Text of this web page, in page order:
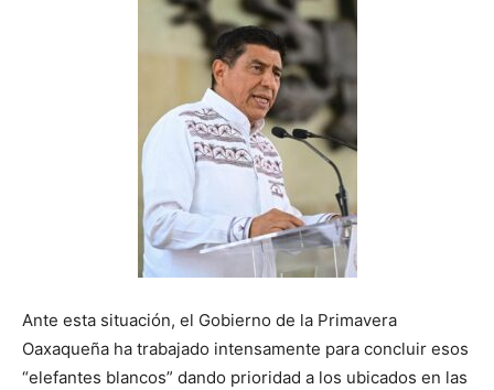
Ante esta situación, el Gobierno de la Primavera
Oaxaqueña ha trabajado intensamente para concluir esos
“elefantes blancos” dando prioridad a los ubicados en las